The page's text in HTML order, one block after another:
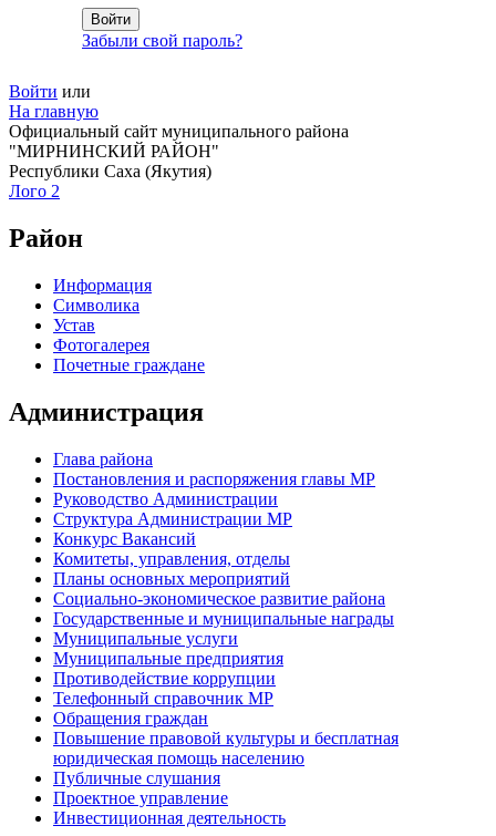
Забыли свой пароль?
Войти или
На главную
Официальный сайт муниципального района
"МИРНИНСКИЙ РАЙОН"
Республики Саха (Якутия)
Лого 2
Район
Информация
Символика
Устав
Фотогалерея
Почетные граждане
Администрация
Глава района
Постановления и распоряжения главы МР
Руководство Администрации
Структура Администрации МР
Конкурс Вакансий
Комитеты, управления, отделы
Планы основных мероприятий
Социально-экономическое развитие района
Государственные и муниципальные награды
Муниципальные услуги
Муниципальные предприятия
Противодействие коррупции
Телефонный справочник МР
Обращения граждан
Повышение правовой культуры и бесплатная
юридическая помощь населению
Публичные слушания
Проектное управление
Инвестиционная деятельность